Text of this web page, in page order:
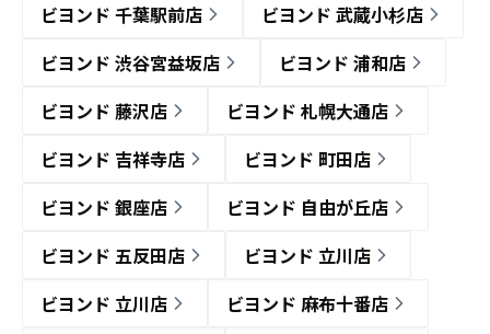
ビヨンド 千葉駅前店
ビヨンド 武蔵小杉店
ビヨンド 渋谷宮益坂店
ビヨンド 浦和店
ビヨンド 藤沢店
ビヨンド 札幌大通店
ビヨンド 吉祥寺店
ビヨンド 町田店
ビヨンド 銀座店
ビヨンド 自由が丘店
ビヨンド 五反田店
ビヨンド 立川店
ビヨンド 立川店
ビヨンド 麻布十番店